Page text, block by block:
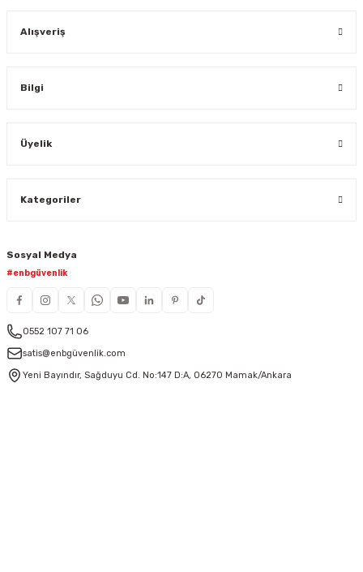
Alışveriş
Bilgi
Üyelik
Kategoriler
Sosyal Medya
#enbgüvenlik
0552 107 71 06
satis@enbgüvenlik.com
Yeni Bayındır, Sağduyu Cd. No:147 D:A, 06270 Mamak/Ankara